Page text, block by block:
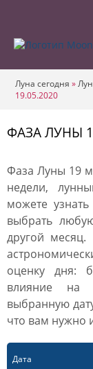
Луна сегодня »
19.05.2020
ФАЗА ЛУНЫ
Фаза Луны 19
недели,
можете
выбрать
другой
оценку дня:
влияние на
выбранную
что вам нужно
Дата